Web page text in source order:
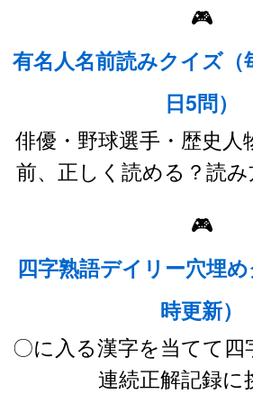
🎮
有名人名前読みクイズ（
日5問）
俳優・野球選手・歴史
前、正しく読める？読み
🎮
四字熟語デイリー穴埋
時更新）
〇に入る漢字を当てて四
連続正解記録に